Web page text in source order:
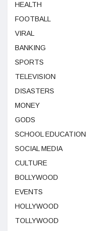
HEALTH
FOOTBALL
VIRAL
BANKING
SPORTS
TELEVISION
DISASTERS
MONEY
GODS
SCHOOL EDUCATION
SOCIAL MEDIA
CULTURE
BOLLYWOOD
EVENTS
HOLLYWOOD
TOLLYWOOD